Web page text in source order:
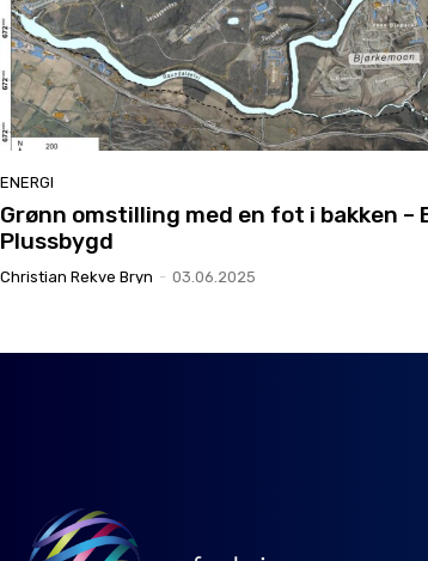
ENERGI
Grønn omstilling med en fot i bakken –
Plussbygd
Christian Rekve Bryn - 03.06.2025